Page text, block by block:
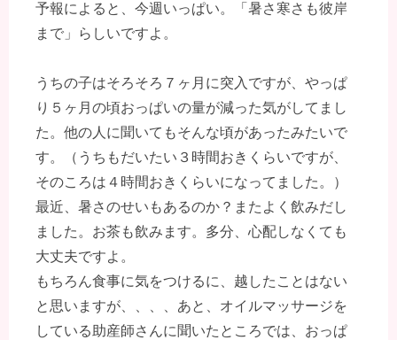
予報によると、今週いっぱい。「暑さ寒さも彼岸
まで」らしいですよ。
うちの子はそろそろ７ヶ月に突入ですが、やっぱ
り５ヶ月の頃おっぱいの量が減った気がしてまし
た。他の人に聞いてもそんな頃があったみたいで
す。（うちもだいたい３時間おきくらいですが、
そのころは４時間おきくらいになってました。）
最近、暑さのせいもあるのか？またよく飲みだし
ました。お茶も飲みます。多分、心配しなくても
大丈夫ですよ。
もちろん食事に気をつけるに、越したことはない
と思いますが、、、、あと、オイルマッサージを
している助産師さんに聞いたところでは、おっぱ